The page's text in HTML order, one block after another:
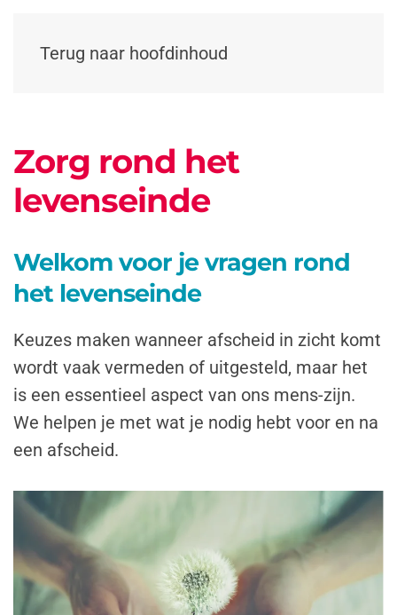
Terug naar hoofdinhoud
Zorg rond het
levenseinde
Welkom voor je vragen rond
het levenseinde
Keuzes maken wanneer afscheid in zicht komt
wordt vaak vermeden of uitgesteld, maar het
is een essentieel aspect van ons mens-zijn.
We helpen je met wat je nodig hebt voor en na
een afscheid.